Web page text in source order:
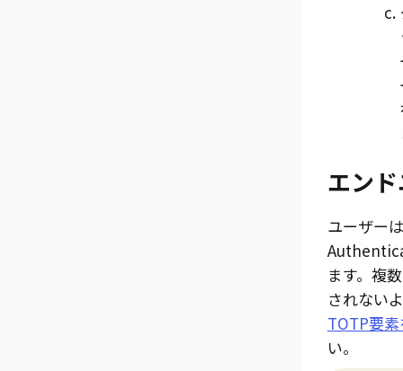
エン
ユーザー
ます。複
されない
TOTP要
い。